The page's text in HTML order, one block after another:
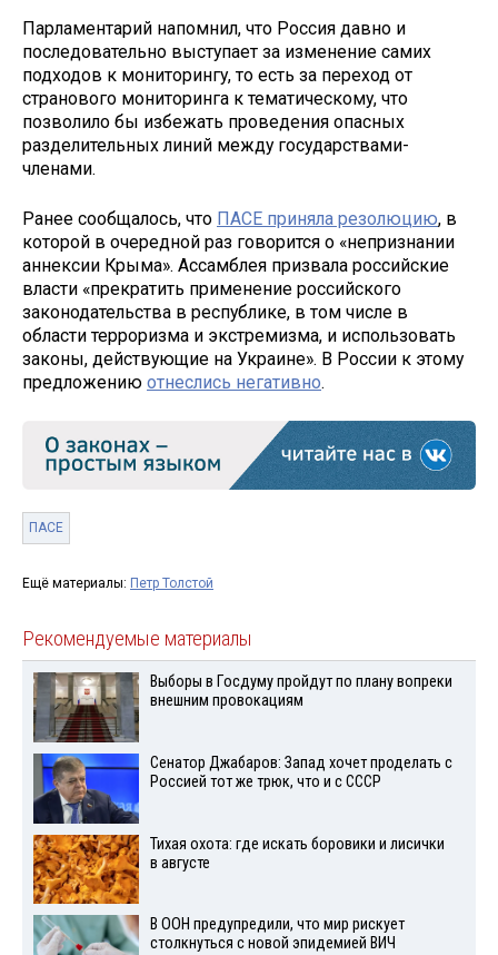
Парламентарий напомнил, что Россия давно и
последовательно выступает за изменение самих
подходов к мониторингу, то есть за переход от
странового мониторинга к тематическому, что
позволило бы избежать проведения опасных
разделительных линий между государствами-
членами.
Ранее сообщалось, что ПАСЕ приняла резолюцию, в
которой в очередной раз говорится о «непризнании
аннексии Крыма». Ассамблея призвала российские
власти «прекратить применение российского
законодательства в республике, в том числе в
области терроризма и экстремизма, и использовать
законы, действующие на Украине». В России к этому
предложению отнеслись негативно.
ПАСЕ
Ещё материалы: Петр Толстой
Рекомендуемые материалы
Выборы в Госдуму пройдут по плану вопреки
внешним провокациям
Сенатор Джабаров: Запад хочет проделать с
Россией тот же трюк, что и с СССР
Тихая охота: где искать боровики и лисички
в августе
В ООН предупредили, что мир рискует
столкнуться с новой эпидемией ВИЧ